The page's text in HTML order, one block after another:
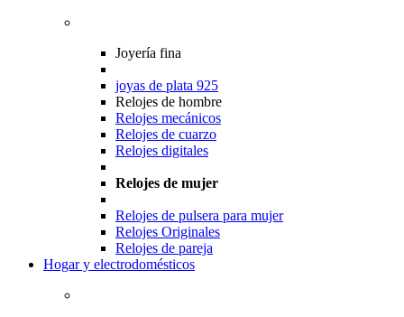
Joyería fina
joyas de plata 925
Relojes de hombre
Relojes mecánicos
Relojes de cuarzo
Relojes digitales
Relojes de mujer
Relojes de pulsera para mujer
Relojes Originales
Relojes de pareja
Hogar y electrodomésticos